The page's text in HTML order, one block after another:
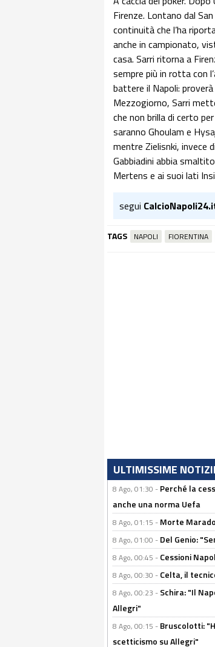
Firenze. Lontano dal
continuità che l’ha
anche in campionato,
casa. Sarri ritorna a
sempre più in rotta con
battere il Napoli:
Mezzogiorno, Sarri
che non brilla di certo
saranno Ghoulam e
mentre Zielisnki, invece
Gabbiadini abbia
Mertens e ai suoi lati
segui
TAGS NAPOLI FIORENTINA
ULTIMISSIME
8 Ago, 01:30 - Perché la
anche una norma Uefa
8 Ago, 01:15 - Morte
8 Ago, 01:00 - Del Genio:
8 Ago, 00:45 - Cessioni
8 Ago, 00:30 - Celta, il
8 Ago, 00:23 - Schira: "Il
Allegri"
8 Ago, 00:15 - Bruscolotti:
scetticismo su Allegri"